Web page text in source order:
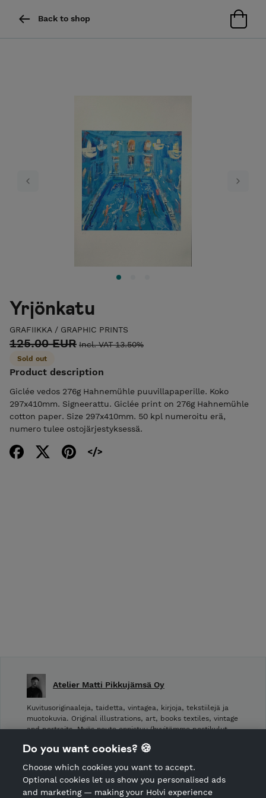
Back to shop
Previous Next
Yrjönkatu
GRAFIIKKA / GRAPHIC PRINTS
125.00 EUR Incl. VAT 13.50%
Sold out
Product description
Giclée vedos 276g Hahnemühle puuvillapaperille. Koko
297x410mm. Signeerattu. Giclée print on 276g Hahnemühle
cotton paper. Size 297x410mm. 50 kpl numeroitu erä,
numero tulee ostojärjestyksessä.
Atelier Matti Pikkujämsä Oy
Kuvitusoriginaaleja, taidetta, vintagea, kirjoja, tekstiilejä ja
muotokuvia. Original illustrations, art, books textiles, vintage
and portraits. Myös nouto onnistuu (hyvitämme postikulut
CANCEL ORDER
Do you want cookies? 🍪
Choose which cookies you want to accept.
Optional cookies let us show you personalised ads
and marketing — making your Holvi experience